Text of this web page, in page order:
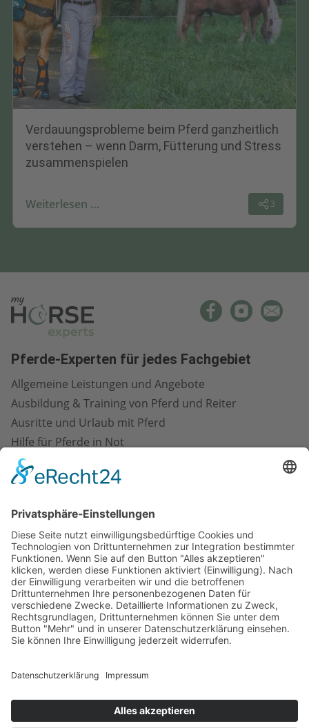
Verdauungsprobleme beim Pferd ganzheitlich
verstehen – wenn Darm, Fütterung und Stress
zusammenspielen
Weiterlesen … 3
Pferde-Experten für jedes Fachgebiet
Allgemeine Leistungen und Angebote
Ausbildung & Training von Pferd und Reiter
Ausritte und Urlaub mit Pferd
Hilfe für Pferde in Not
Marketing in der Pferdebranche
Pferdefotografie und -kunst
Pferderecht
Pferdeställe
Pferdeveranstaltungen
Pferdezubehör & Ausrüstung
Pferdezucht & -verkauf
Reitanlagenbau und -management
Reiterfitness und -gesundheit
Versicherungen Pferd und Halter
Datenschutzhinweise für Social Media